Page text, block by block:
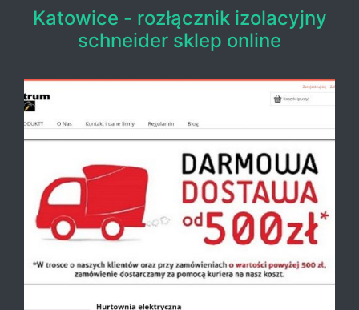
Katowice - rozłącznik izolacyjny
schneider sklep online